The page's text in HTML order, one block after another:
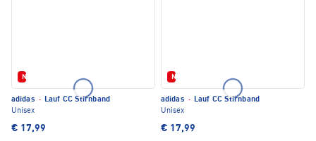
Neu
adidas · Lauf CC Stirnband
Unisex
€ 17,99
Neu
adidas · Lauf CC Stirnband
Unisex
€ 17,99